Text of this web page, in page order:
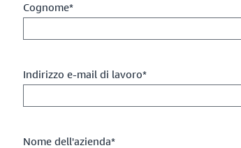
Cognome*
Indirizzo e-mail di lavoro*
Nome dell'azienda*